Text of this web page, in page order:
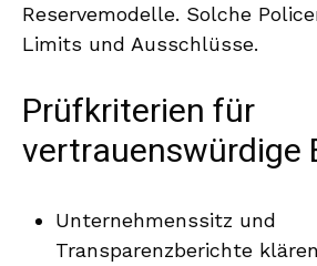
Reservemodelle. Solche
Limits und Ausschlüsse.
Prüfkriterien für
vertrauenswürdige
Unternehmenssitz und
Transparenzberichte